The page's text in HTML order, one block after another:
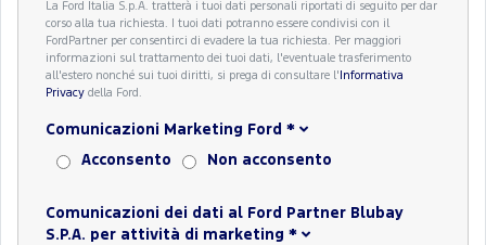
La Ford Italia S.p.A. tratterà i tuoi dati personali riportati di seguito per dar
corso alla tua richiesta. I tuoi dati potranno essere condivisi con il
FordPartner per consentirci di evadere la tua richiesta. Per maggiori
informazioni sul trattamento dei tuoi dati, l'eventuale trasferimento
all'estero nonché sui tuoi diritti, si prega di consultare l' Informativa
Privacy della Ford.
Comunicazioni Marketing Ford *
Acconsento Non acconsento
Comunicazioni dei dati al Ford Partner Blubay
S.P.A. per attività di marketing *